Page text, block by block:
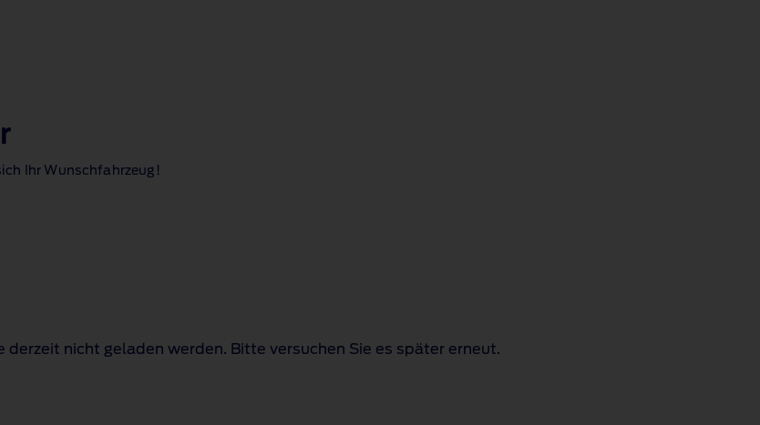
Ihr Wunschfahrzeug!
derzeit nicht geladen werden. Bitte versuchen Sie es später erneut.